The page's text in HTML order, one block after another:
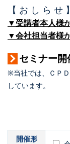
【 お し ら せ 】
▼受講者本人様
▼会社担当者様
セミナー
※当社では、ＣＰ
しています。
開催形